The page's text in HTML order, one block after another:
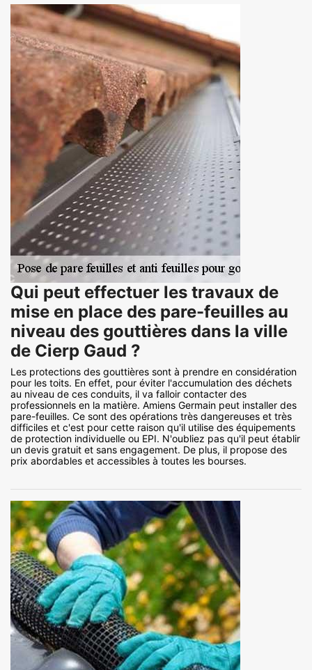
Qui peut effectuer les travaux de
mise en place des pare-feuilles au
niveau des gouttières dans la ville
de Cierp Gaud ?
Les protections des gouttières sont à prendre en considération
pour les toits. En effet, pour éviter l'accumulation des déchets
au niveau de ces conduits, il va falloir contacter des
professionnels en la matière. Amiens Germain peut installer des
pare-feuilles. Ce sont des opérations très dangereuses et très
difficiles et c'est pour cette raison qu'il utilise des équipements
de protection individuelle ou EPI. N'oubliez pas qu'il peut établir
un devis gratuit et sans engagement. De plus, il propose des
prix abordables et accessibles à toutes les bourses.